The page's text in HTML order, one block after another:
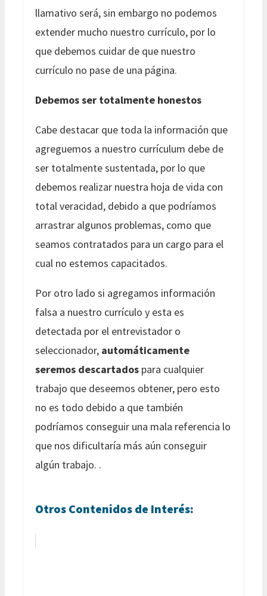
llamativo será, sin embargo no podemos
extender mucho nuestro currículo, por lo
que debemos cuidar de que nuestro
currículo no pase de una página.
Debemos ser totalmente honestos
Cabe destacar que toda la información que
agreguemos a nuestro currículum debe de
ser totalmente sustentada, por lo que
debemos realizar nuestra hoja de vida con
total veracidad, debido a que podríamos
arrastrar algunos problemas, como que
seamos contratados para un cargo para el
cual no estemos capacitados.
Por otro lado si agregamos información
falsa a nuestro currículo y esta es
detectada por el entrevistador o
seleccionador, automáticamente
seremos descartados para cualquier
trabajo que deseemos obtener, pero esto
no es todo debido a que también
podríamos conseguir una mala referencia lo
que nos dificultaría más aún conseguir
algún trabajo. .
Otros Contenidos de Interés: